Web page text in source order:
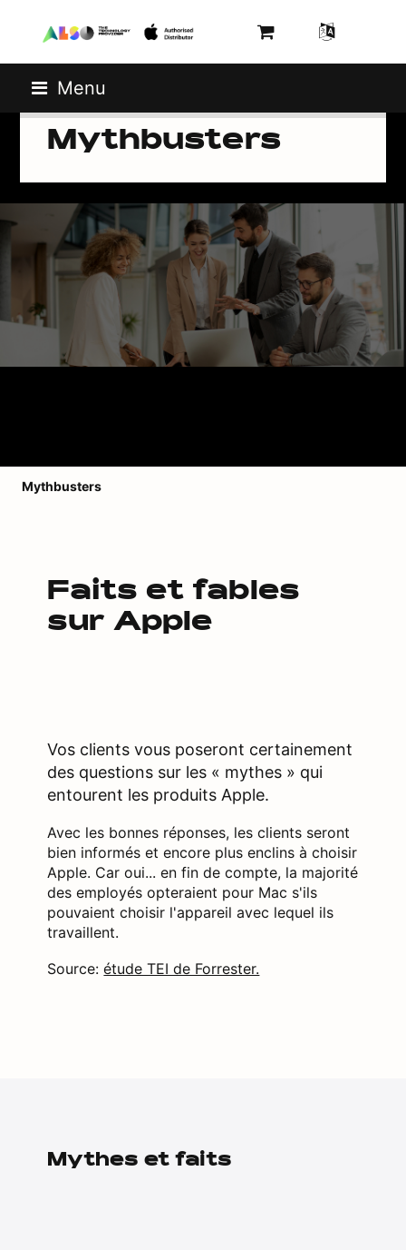
Menu
Mythbusters
Mythbusters
Faits et fables
sur Apple
Vos clients vous poseront certainement
des questions sur les « mythes » qui
entourent les produits Apple.
Avec les bonnes réponses, les clients seront
bien informés et encore plus enclins à choisir
Apple. Car oui... en fin de compte, la majorité
des employés opteraient pour Mac s'ils
pouvaient choisir l'appareil avec lequel ils
travaillent.
Source:étude TEI de Forrester.
Mythes et faits